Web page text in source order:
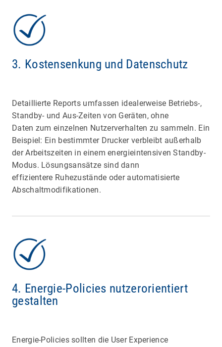
3. Kostensenkung und Datenschutz
Detaillierte Reports umfassen idealerweise Betriebs-,
Standby- und Aus-Zeiten von Geräten, ohne
Daten zum einzelnen Nutzerverhalten zu sammeln. Ein
Beispiel: Ein bestimmter Drucker verbleibt außerhalb
der Arbeitszeiten in einem energieintensiven Standby-
Modus. Lösungsansätze sind dann
effizientere Ruhezustände oder automatisierte
Abschaltmodifikationen.
4. Energie-Policies nutzerorientiert
gestalten
Energie-Policies sollten die User Experience